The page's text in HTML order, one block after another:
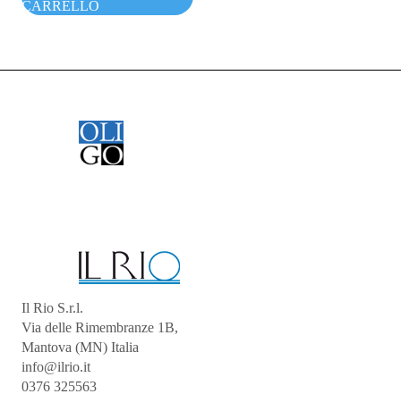
CARRELLO
Il Rio S.r.l.
Via delle Rimembranze 1B,
Mantova (MN) Italia
info@ilrio.it
0376 325563